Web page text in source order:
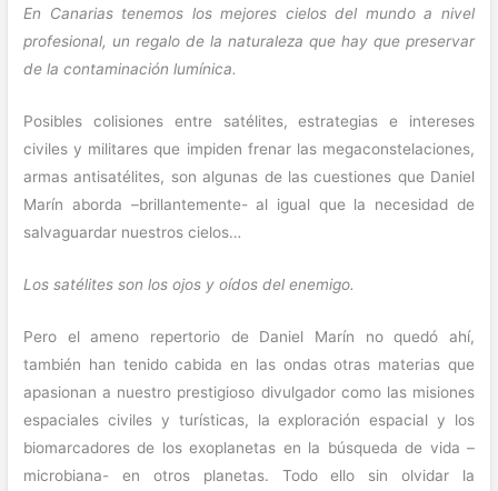
En Canarias tenemos los mejores cielos del mundo a nivel
profesional, un regalo de la naturaleza que hay que preservar
de la contaminación lumínica.
Posibles colisiones entre satélites, estrategias e intereses
civiles y militares que impiden frenar las megaconstelaciones,
armas antisatélites, son algunas de las cuestiones que Daniel
Marín aborda –brillantemente- al igual que la necesidad de
salvaguardar nuestros cielos…
Los satélites son los ojos y oídos del enemigo.
Pero el ameno repertorio de Daniel Marín no quedó ahí,
también han tenido cabida en las ondas otras materias que
apasionan a nuestro prestigioso divulgador como las misiones
espaciales civiles y turísticas, la exploración espacial y los
biomarcadores de los exoplanetas en la búsqueda de vida –
microbiana- en otros planetas. Todo ello sin olvidar la